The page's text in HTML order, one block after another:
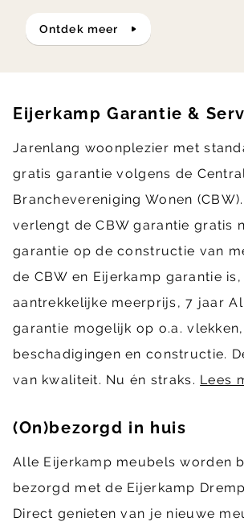
ontdek meer
Eijerkamp Garantie &
Jarenlang woonplezier met
gratis garantie volgens de
Branchevereniging Wonen
verlengt de CBW garantie gratis
garantie op de constructie van
de CBW en Eijerkamp garantie
aantrekkelijke meerprijs, 7 jaar
garantie mogelijk op o.a. vlekken,
beschadigingen en constructie.
van kwaliteit. Nu én straks. Lees
(On)bezorgd in huis
Alle Eijerkamp meubels worden
bezorgd met de Eijerkamp
Direct genieten van je nieuwe